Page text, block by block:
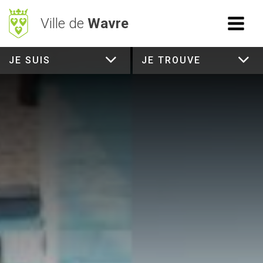
Ville de Wavre
JE SUIS JE TROUVE
ACCÈS RAPIDE
BetterStreet
Vie Communale
Vivre à Wavre